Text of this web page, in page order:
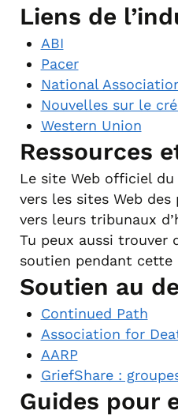
Liens de
ABI
Pacer
National
Nouvelles sur le
Western Union
Ressources
Le site Web officiel
vers les sites Web
vers leurs tribunaux
Tu peux aussi trouver
soutien pendant
Soutien au
Continued Path
Association for
AARP
GriefShare :
Guides pour